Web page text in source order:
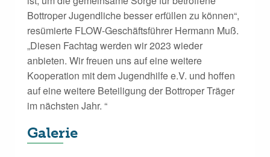
Bottroper Jugendliche besser erfüllen zu können“,
resümierte FLOW-Geschäftsführer Hermann Muß.
„Diesen Fachtag werden wir 2023 wieder
anbieten. Wir freuen uns auf eine weitere
Kooperation mit dem Jugendhilfe e.V. und hoffen
auf eine weitere Beteiligung der Bottroper Träger
im nächsten Jahr. “
Galerie